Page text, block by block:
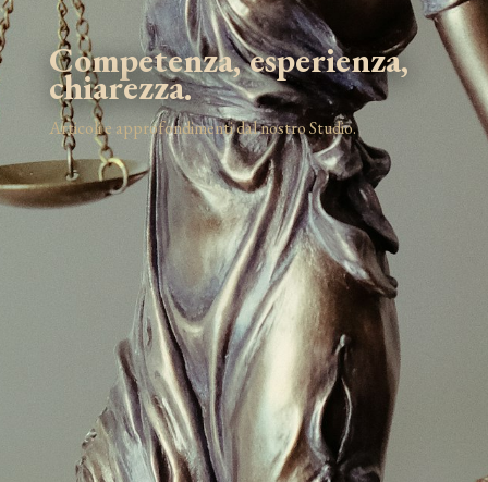
Competenza, esperienza,
chiarezza.
Articoli e approfondimenti dal nostro Studio.